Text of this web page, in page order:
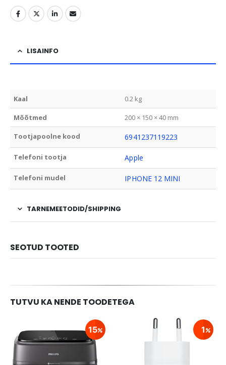
LISAINFO
Kaal 0.2 kg
Mõõtmed 200 × 150 × 40 mm
Tootjapoolne kood 6941237119223
Telefoni tootja Apple
Telefoni mudel IPHONE 12 MINI
TARNEMEETODID/SHIPPING
SEOTUD TOOTED
TUTVU KA NENDE TOODETEGA
15 1